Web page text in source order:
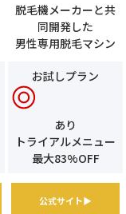
脱毛機メーカーと共
同開発した
男性専用脱毛マシン
お試しプラン
あり
トライアルメニュー
最大83%OFF
公式サイト▶